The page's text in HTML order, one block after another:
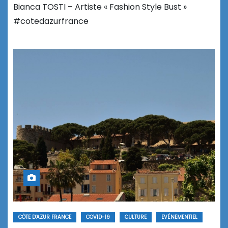
Bianca TOSTI – Artiste « Fashion Style Bust »
#cotedazurfrance
CÔTE D'AZUR FRANCE COVID-19 CULTURE EVÉNEMENTIEL